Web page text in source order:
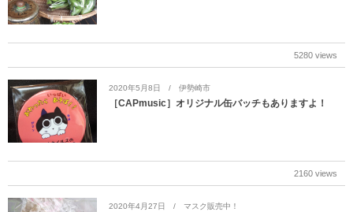
5280 views
2020年5月8日 伊勢崎市
［CAPmusic］オリジナル缶バッチもありますよ！
2160 views
2020年4月27日 マスク販売中！